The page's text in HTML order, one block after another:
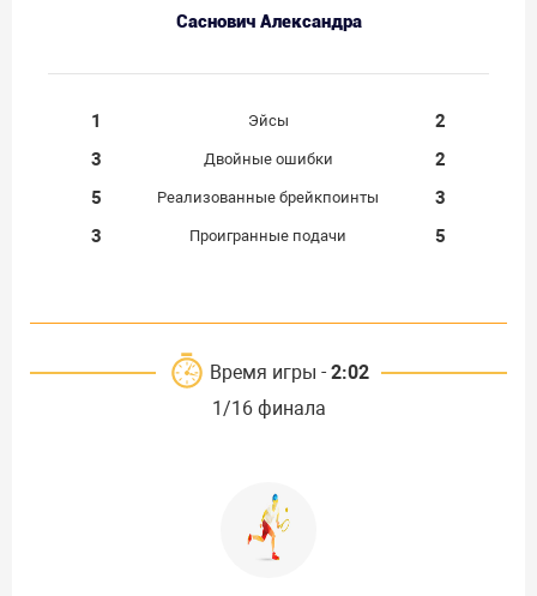
Саснович Александра
1 Эйсы
2
3
Двойные ошибки
2
5
Реализованные брейкпоинты
3
3
Проигранные подачи 5
Время игры - 2:02
1/16 финала